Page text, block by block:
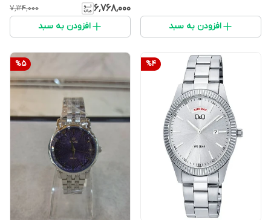
افزودن به سبد
۶٬۷۶۸٬۰۰۰ ۷٬۱۲۴٬۰۰۰
افزودن به سبد
%4
%5